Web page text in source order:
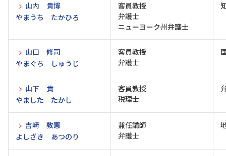
山内 貴博
やまうち たかひろ
客員教授
弁護士
ニューヨーク州弁護士
山口 修司
やまぐち しゅうじ
客員教授
弁護士
山下 貴
やました たかし
客員教授
税理士
吉﨑 敦憲
よしざき あつのり
兼任講師
弁護士